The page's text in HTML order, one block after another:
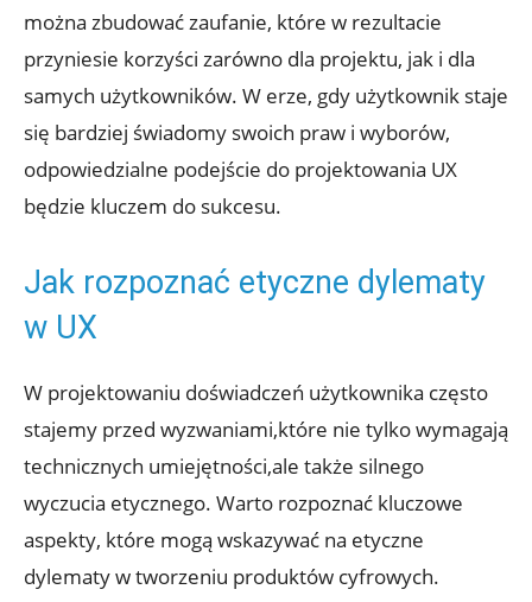
można zbudować zaufanie, które w rezultacie
przyniesie korzyści zarówno dla projektu, jak i dla
samych użytkowników. W erze, gdy użytkownik staje
się bardziej świadomy swoich praw i wyborów,
odpowiedzialne podejście do projektowania UX
będzie kluczem do sukcesu.
Jak rozpoznać etyczne dylematy
w UX
W projektowaniu doświadczeń użytkownika często
stajemy przed wyzwaniami,które nie tylko wymagają
technicznych umiejętności,ale także silnego
wyczucia etycznego. Warto rozpoznać kluczowe
aspekty, które mogą wskazywać na etyczne
dylematy w tworzeniu produktów cyfrowych.